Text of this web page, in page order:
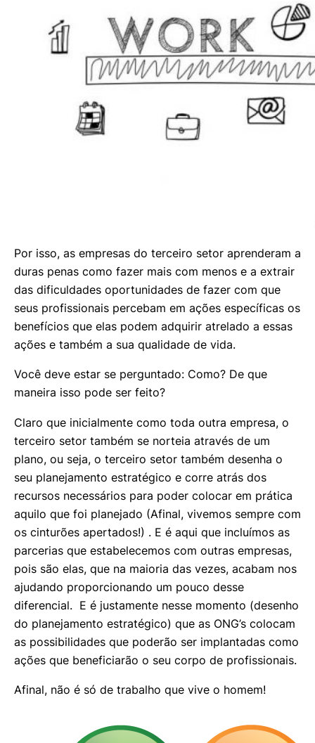
Por isso, as empresas do terceiro setor aprenderam a
duras penas como fazer mais com menos e a extrair
das dificuldades oportunidades de fazer com que
seus profissionais percebam em ações específicas os
benefícios que elas podem adquirir atrelado a essas
ações e também a sua qualidade de vida.
Você deve estar se perguntado: Como? De que
maneira isso pode ser feito?
Claro que inicialmente como toda outra empresa, o
terceiro setor também se norteia através de um
plano, ou seja, o terceiro setor também desenha o
seu planejamento estratégico e corre atrás dos
recursos necessários para poder colocar em prática
aquilo que foi planejado (Afinal, vivemos sempre com
os cinturões apertados!) . E é aqui que incluímos as
parcerias que estabelecemos com outras empresas,
pois são elas, que na maioria das vezes, acabam nos
ajudando proporcionando um pouco desse
diferencial. E é justamente nesse momento (desenho
do planejamento estratégico) que as ONG’s colocam
as possibilidades que poderão ser implantadas como
ações que beneficiarão o seu corpo de profissionais.
Afinal, não é só de trabalho que vive o homem!